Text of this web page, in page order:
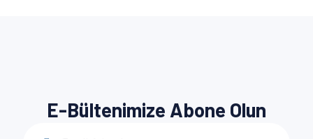
E-Bültenimize Abone Olun